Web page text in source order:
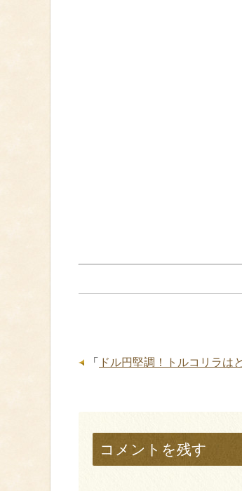
「 ドル円堅調！トルコリラは
コメントを残す